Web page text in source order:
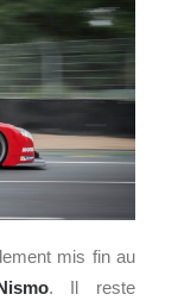
mis fin au
. Il reste